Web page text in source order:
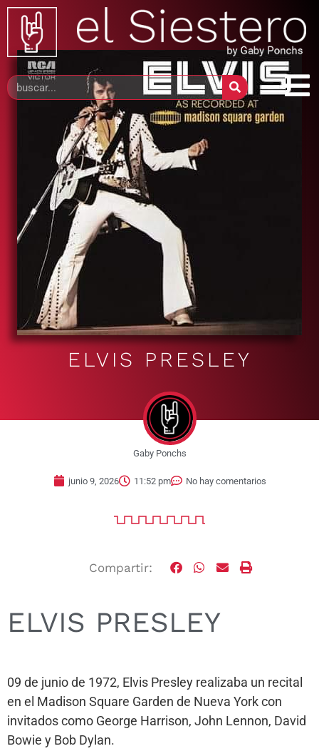
ELVIS PRESLEY
Gaby Ponchs
junio 9, 2026 11:52 pm No hay comentarios
Compartir:
ELVIS PRESLEY
09 de junio de 1972, Elvis Presley realizaba un recital
en el Madison Square Garden de Nueva York con
invitados como George Harrison, John Lennon, David
Bowie y Bob Dylan.